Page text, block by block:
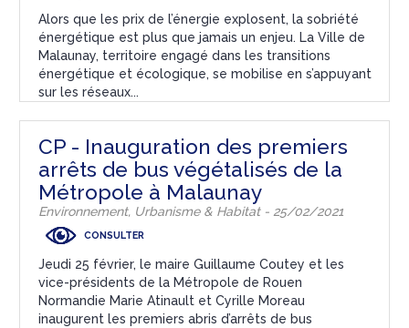
Alors que les prix de l’énergie explosent, la sobriété
énergétique est plus que jamais un enjeu. La Ville de
Malaunay, territoire engagé dans les transitions
énergétique et écologique, se mobilise en s’appuyant
sur les réseaux...
CP - Inauguration des premiers
arrêts de bus végétalisés de la
Métropole à Malaunay
Environnement, Urbanisme & Habitat - 25/02/2021
CONSULTER
Jeudi 25 février, le maire Guillaume Coutey et les
vice-présidents de la Métropole de Rouen
Normandie Marie Atinault et Cyrille Moreau
inaugurent les premiers abris d’arrêts de bus